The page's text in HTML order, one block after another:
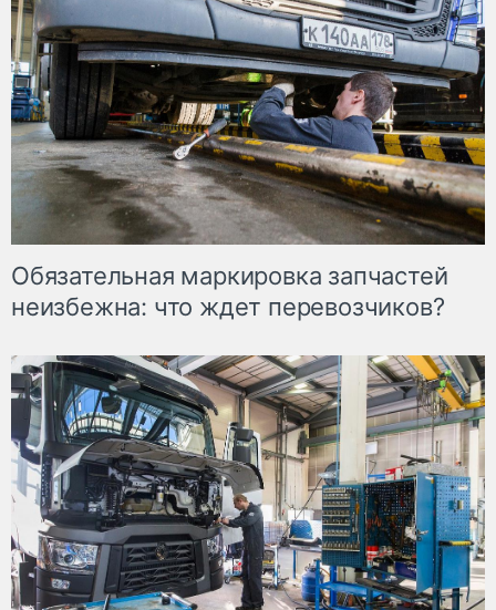
Обязательная маркировка запчастей
неизбежна: что ждет перевозчиков?